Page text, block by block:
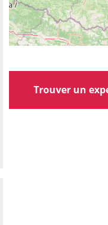
Trouver un